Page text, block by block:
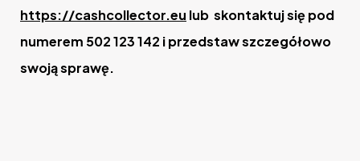
https://cashcollector.eu lub skontaktuj się pod
numerem 502 123 142 i przedstaw szczegółowo
swoją sprawę.